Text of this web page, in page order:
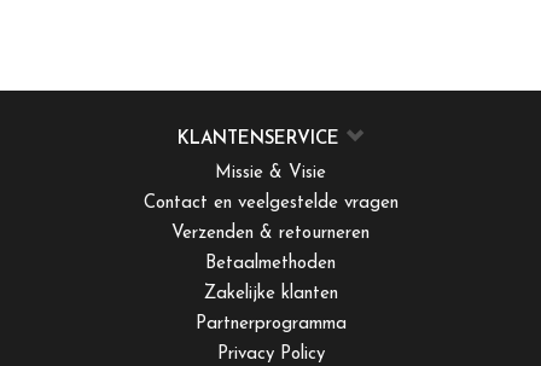
KLANTENSERVICE
Missie & Visie
Contact en veelgestelde vragen
Verzenden & retourneren
Betaalmethoden
Zakelijke klanten
Partnerprogramma
Privacy Policy